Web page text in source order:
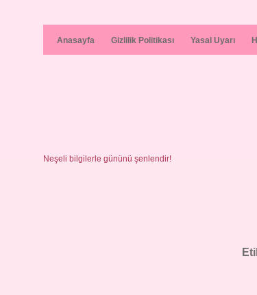
Anasayfa Gizlilik Politikası Yasal Uyarı
Neşeli bilgilerle gününü şenlendir!